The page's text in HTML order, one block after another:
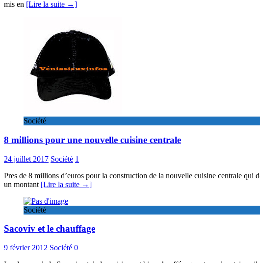
mis en [Lire la suite →]
Société
8 millions pour une nouvelle cuisine centrale
24 juillet 2017 Société 1
Pres de 8 millions d’euros pour la construction de la nouvelle cuisine centrale
un montant [Lire la suite →]
Société
Sacoviv et le chauffage
9 février 2012 Société 0